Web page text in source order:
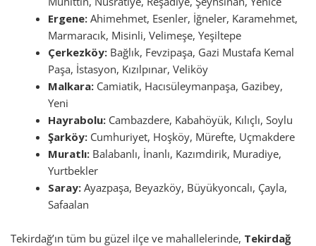
Ergene: Ahimehmet, Esenler, İğneler, Karamehmet,
Marmaracık, Misinli, Velimeşe, Yeşiltepe
Çerkezköy: Bağlık, Fevzipaşa, Gazi Mustafa Kemal
Paşa, İstasyon, Kızılpınar, Veliköy
Malkara: Camiatik, Hacısüleymanpaşa, Gazibey,
Yeni
Hayrabolu: Cambazdere, Kabahöyük, Kılıçlı, Soylu
Şarköy: Cumhuriyet, Hoşköy, Mürefte, Uçmakdere
Muratlı: Balabanlı, İnanlı, Kazımdirik, Muradiye,
Yurtbekler
Saray: Ayazpaşa, Beyazköy, Büyükyoncalı, Çayla,
Safaalan
Tekirdağ’ın tüm bu güzel ilçe ve mahallelerinde, Tekirdağ